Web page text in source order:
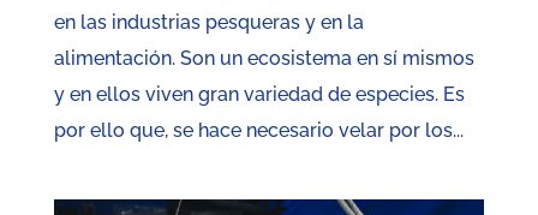
en las industrias pesqueras y en la
alimentación. Son un ecosistema en sí mismos
y en ellos viven gran variedad de especies. Es
por ello que, se hace necesario velar por los...